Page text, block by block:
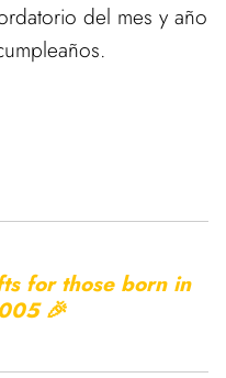
del mes y año
for those born in
🎉